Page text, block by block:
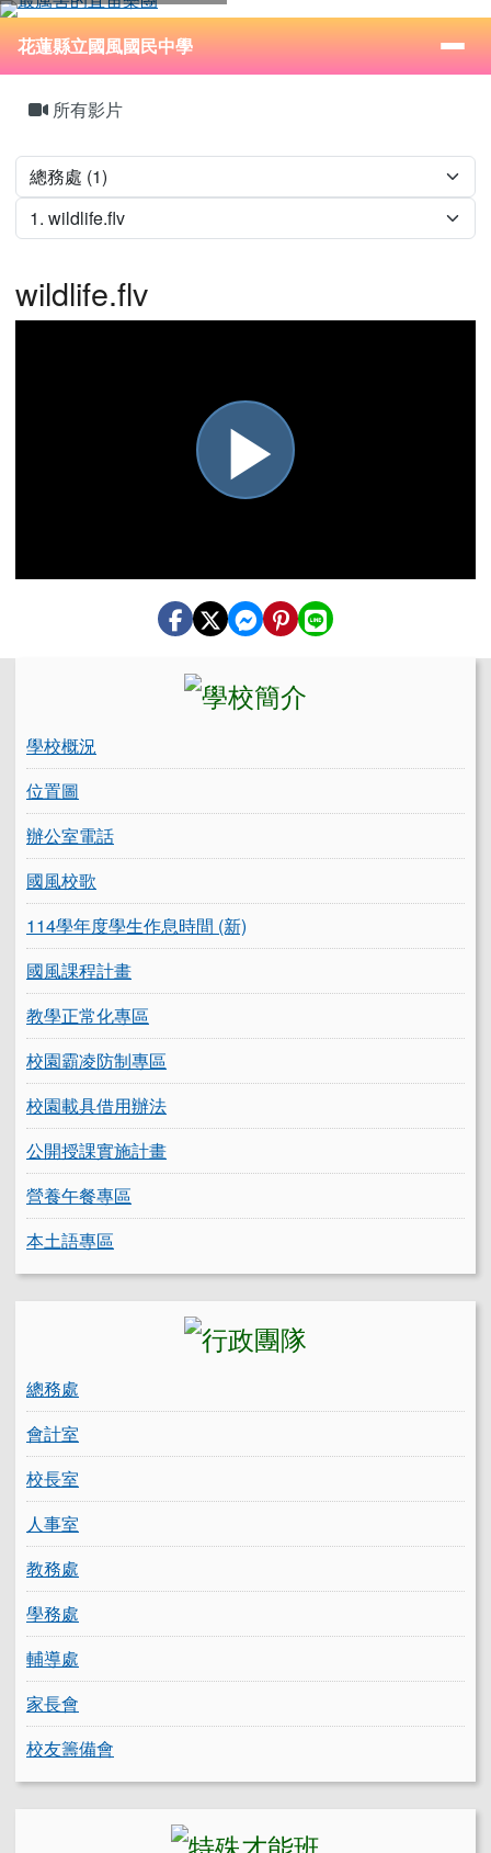
跳至主內容區
花蓮縣立國風國民中學
⏸
導覽列
花蓮縣立國風國民中學
所有影片
wildlife.flv
播
放
影
片
學校概況
位置圖
辦公室電話
國風校歌
114學年度學生作息時間 (新)
國風課程計畫
教學正常化專區
校園霸凌防制專區
校園載具借用辦法
公開授課實施計畫
營養午餐專區
本土語專區
總務處
會計室
校長室
人事室
教務處
學務處
輔導處
家長會
校友籌備會